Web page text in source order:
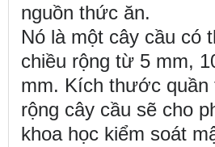
nguồn thức ăn.
Nó là một cây cầu có
chiều rộng từ 5 mm,
mm. Kích thước quần
rộng cây cầu sẽ cho
khoa học kiểm soát